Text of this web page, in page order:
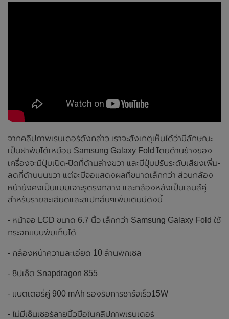
จากคลิปภาพเรนเดอร์ดังกล่าว เราจะสังเกตุเห็นได้ว่ามีลักษณะ
เป็นฝาพับได้เหมือน Samsung Galaxy Fold โดยด้านข้างของ
เครื่องจะมีปุ่มเปิด-ปิดที่ด้านล่างขวา และมีปุ่มปรับระดับเสียงเพิ่ม-
ลดที่ด้านบนขวา แต่จะมีจอแสดงผลที่ขนาดเล็กกว่า ส่วนกล้อง
หน้ายังคงเป็นแบบเจาะรูตรงกลาง และกล้องหลังเป็นเลนส์คู่
สำหรับรายละเอียดและสเปกอื่นๆเพิ่มเติมมีดังนี้
- หน้าจอ LCD ขนาด 6.7 นิ้ว เล็กกว่า Samsung Galaxy Fold ใช้
กระจกแบบพับเก็บได้
- กล้องหน้าความละเอียด 10 ล้านพิกเซล
- ชิปเซ็ต Snapdragon 855
- แบตเตอรี่คู่ 900 mAh รองรับการชาร์จเร็ว15W
- ไม่มีเซ็นเซอร์ลายนิ้วมือในคลิปภาพเรนเดอร์